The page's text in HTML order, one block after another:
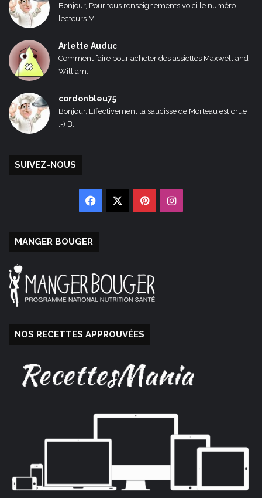
Bonjour, Pour tous renseignements voici le numéro
lecteurs M...
Arlette Auduc
Comment faire pour acheter des assiettes Maxwell and
William...
cordonbleu75
Bonjour, Effectivement la saucisse de Morteau est crue
:-) B...
SUIVEZ-NOUS
Facebook PinterestInstagram
MANGER BOUGER
NOS RECETTES APPROUVÉES